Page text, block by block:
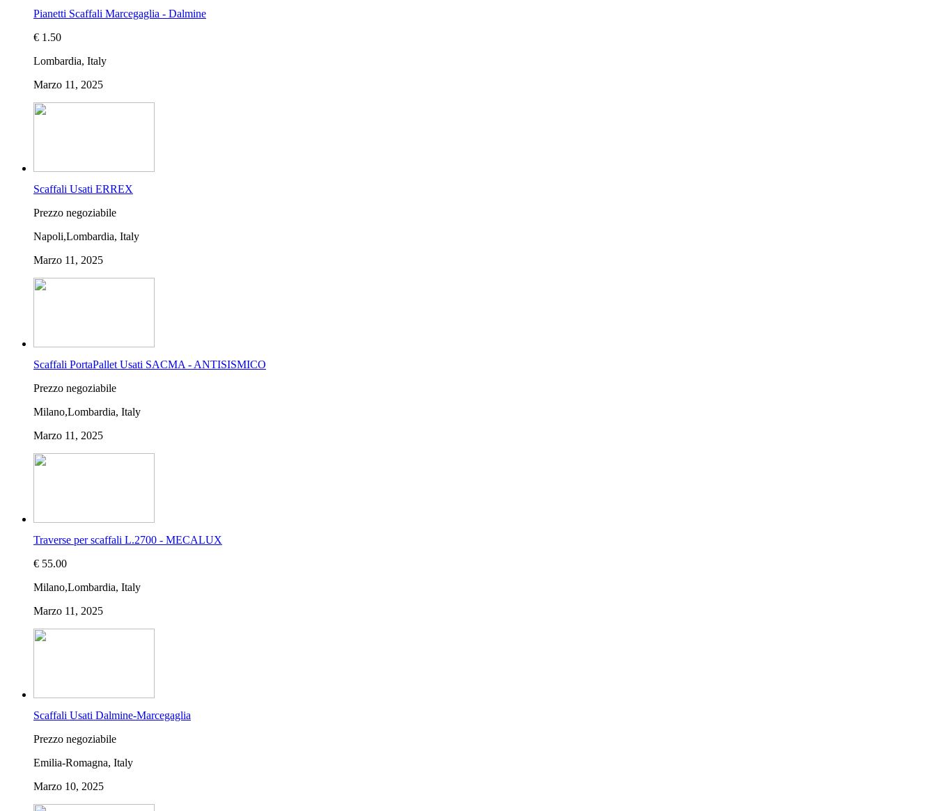
Pianetti Scaffali Marcegaglia - Dalmine
€ 1.50
Lombardia, Italy
Marzo 11, 2025
Scaffali Usati ERREX
Prezzo negoziabile
Napoli,Lombardia, Italy
Marzo 11, 2025
Scaffali PortaPallet Usati SACMA - ANTISISMICO
Prezzo negoziabile
Milano,Lombardia, Italy
Marzo 11, 2025
Traverse per scaffali L.2700 - MECALUX
€ 55.00
Milano,Lombardia, Italy
Marzo 11, 2025
Scaffali Usati Dalmine-Marcegaglia
Prezzo negoziabile
Emilia-Romagna, Italy
Marzo 10, 2025